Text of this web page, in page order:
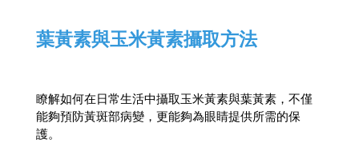
葉黃素與玉米黃素攝取方法
瞭解如何在日常生活中攝取玉米黃素與葉黃素，不僅
能夠預防黃斑部病變，更能夠為眼睛提供所需的保
護。